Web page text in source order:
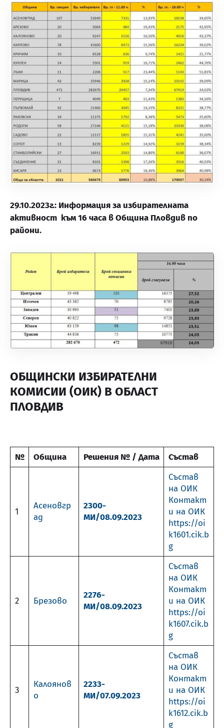
29.10.2023г.: Информация за избирателната
активност към 16 часа в Община Пловдив по
райони.
ОБЩИНСКИ ИЗБИРАТЕЛНИ
КОМИСИИ (ОИК) В ОБЛАСТ
ПЛОВДИВ
№ Община Решения № / Дата Състав
1
Асеновгр
ад
2300-
МИ/08.09.2023
Състав
на ОИК
Контакт
и на ОИК
https://oi
k1601.cik.b
g
2 Брезово
2276-
МИ/08.09.2023
Състав
на ОИК
Контакт
и на ОИК
https://oi
k1607.cik.b
g
3
Калоянов
о
2233-
МИ/07.09.2023
Състав
на ОИК
Контакт
и на ОИК
https://oi
k1612.cik.b
g